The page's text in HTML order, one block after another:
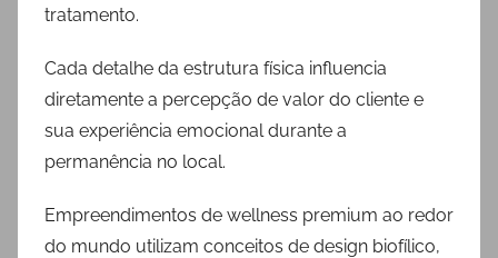
tratamento.
Cada detalhe da estrutura física influencia
diretamente a percepção de valor do cliente e
sua experiência emocional durante a
permanência no local.
Empreendimentos de wellness premium ao redor
do mundo utilizam conceitos de design biofílico,